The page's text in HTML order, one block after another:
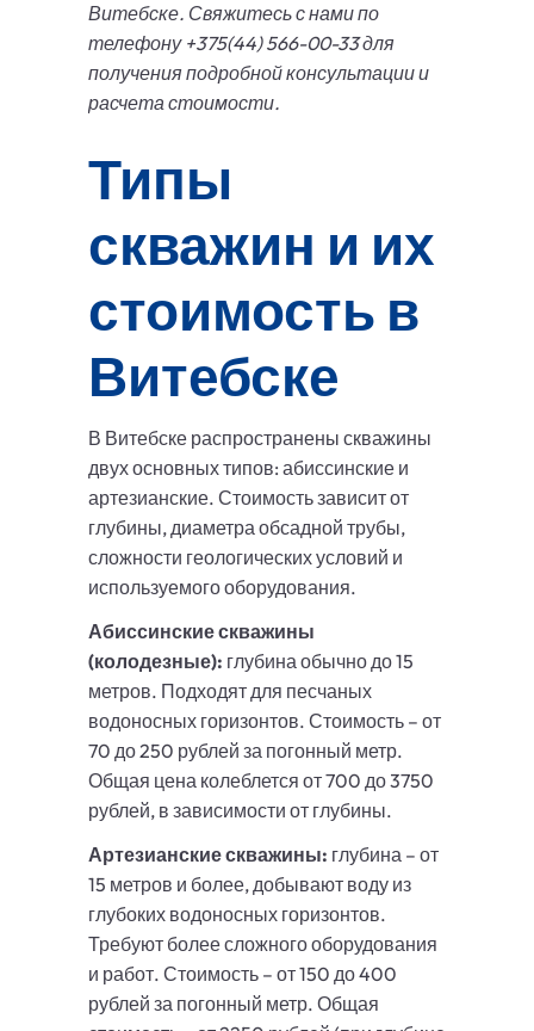
Витебске. Свяжитесь с нами по
телефону +375(44) 566-00-33 для
получения подробной консультации и
расчета стоимости.
Типы
скважин и их
стоимость в
Витебске
В Витебске распространены скважины
двух основных типов: абиссинские и
артезианские. Стоимость зависит от
глубины, диаметра обсадной трубы,
сложности геологических условий и
используемого оборудования.
Абиссинские скважины
(колодезные): глубина обычно до 15
метров. Подходят для песчаных
водоносных горизонтов. Стоимость – от
70 до 250 рублей за погонный метр.
Общая цена колеблется от 700 до 3750
рублей, в зависимости от глубины.
Артезианские скважины: глубина – от
15 метров и более, добывают воду из
глубоких водоносных горизонтов.
Требуют более сложного оборудования
и работ. Стоимость – от 150 до 400
рублей за погонный метр. Общая